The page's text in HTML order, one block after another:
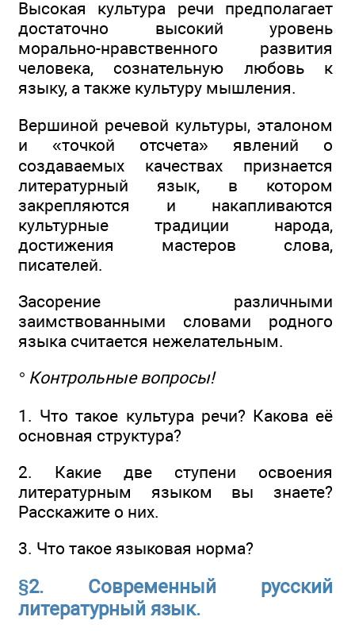
Высокая культура речи предполагает
достаточно высокий уровень
морально-нравственного развития
человека, сознательную любовь к
языку, а также культуру мышления.
Вершиной речевой культуры, эталоном
и «точкой отсчета» явлений о
создаваемых качествах признается
литературный язык, в котором
закрепляются и накапливаются
культурные традиции народа,
достижения мастеров слова,
писателей.
Засорение различными
заимствованными словами родного
языка считается нежелательным.
° Контрольные вопросы!
1. Что такое культура речи? Какова её
основная структура?
2. Какие две ступени освоения
литературным языком вы знаете?
Расскажите о них.
3. Что такое языковая норма?
§2. Современный русский
литературный язык.